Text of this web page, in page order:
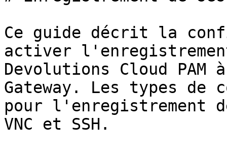
Ce guide décrit la
activer
Devolutions Cloud
Gateway. Les types de
pour l'enregistrement
VNC et SSH.